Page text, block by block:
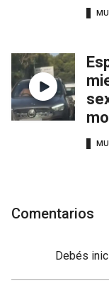
Comentarios
Debés